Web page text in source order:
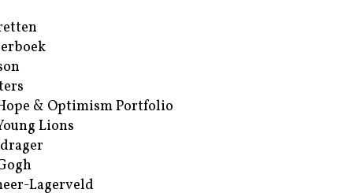
& Optimism Portfolio
Lions
Lagerveld